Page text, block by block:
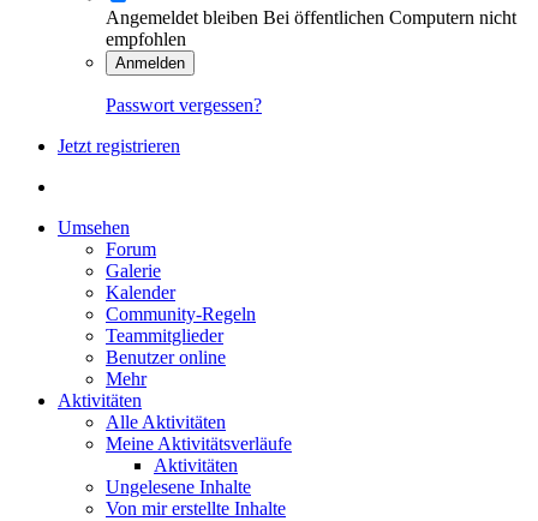
Angemeldet bleiben Bei öffentlichen Computern nicht
empfohlen
Anmelden
Passwort vergessen?
Jetzt registrieren
Umsehen
Forum
Galerie
Kalender
Community-Regeln
Teammitglieder
Benutzer online
Mehr
Aktivitäten
Alle Aktivitäten
Meine Aktivitätsverläufe
Aktivitäten
Ungelesene Inhalte
Von mir erstellte Inhalte